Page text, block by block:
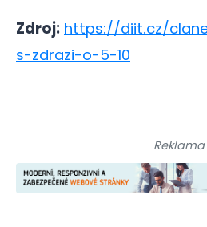
Zdroj: https://diit.cz/
s-zdrazi-o-5-10
Reklama